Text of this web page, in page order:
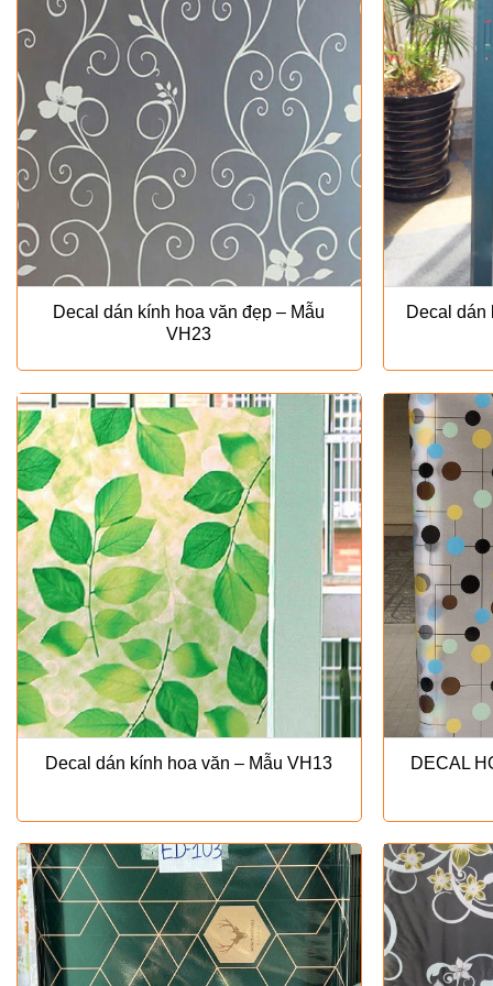
Decal dán kính hoa văn đẹp – Mẫu
VH23
Decal dán
Decal dán kính hoa văn – Mẫu VH13
DECAL